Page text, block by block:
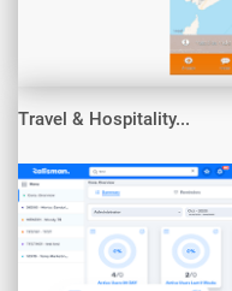
Travel & Hospitality...